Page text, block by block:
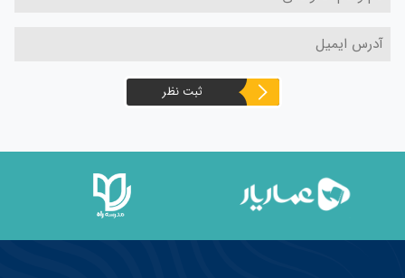
ثبت نظر